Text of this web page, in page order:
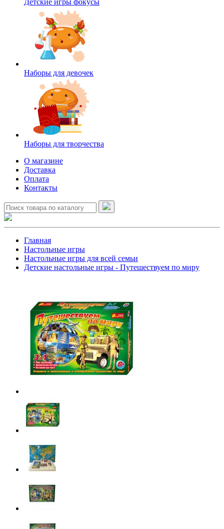
Детские игры фокусы
Наборы для девочек
Наборы для творчества
О магазине
Доставка
Оплата
Контакты
Главная
Настольные игры
Настольные игры для всей семьи
Детские настольные игры - Путешествуем по миру